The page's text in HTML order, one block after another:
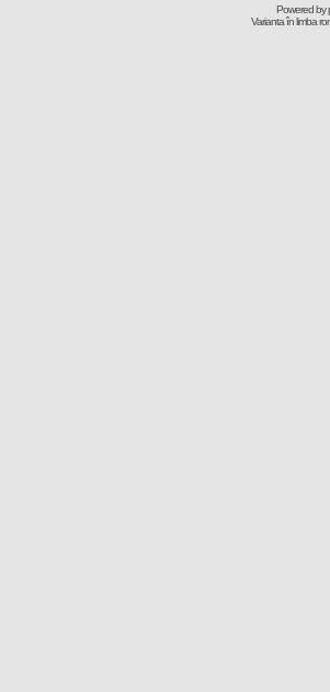
Powered by
Varianta în limba